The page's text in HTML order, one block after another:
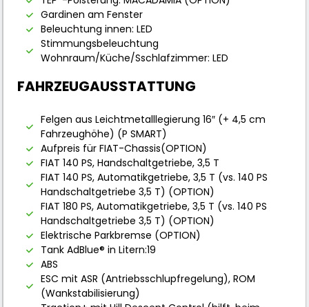
Gardinen am Fenster
Beleuchtung innen: LED
Stimmungsbeleuchtung
Wohnraum/Küche/Sschlafzimmer: LED
FAHRZEUGAUSSTATTUNG
Felgen aus Leichtmetalllegierung 16″ (+ 4,5 cm
Fahrzeughöhe) (P SMART)
Aufpreis für FIAT-Chassis(OPTION)
FIAT 140 PS, Handschaltgetriebe, 3,5 T
FIAT 140 PS, Automatikgetriebe, 3,5 T (vs. 140 PS
Handschaltgetriebe 3,5 T) (OPTION)
FIAT 180 PS, Automatikgetriebe, 3,5 T (vs. 140 PS
Handschaltgetriebe 3,5 T) (OPTION)
Elektrische Parkbremse (OPTION)
Tank AdBlue® in Litern:19
ABS
ESC mit ASR (Antriebsschlupfregelung), ROM
(Wankstabilisierung)